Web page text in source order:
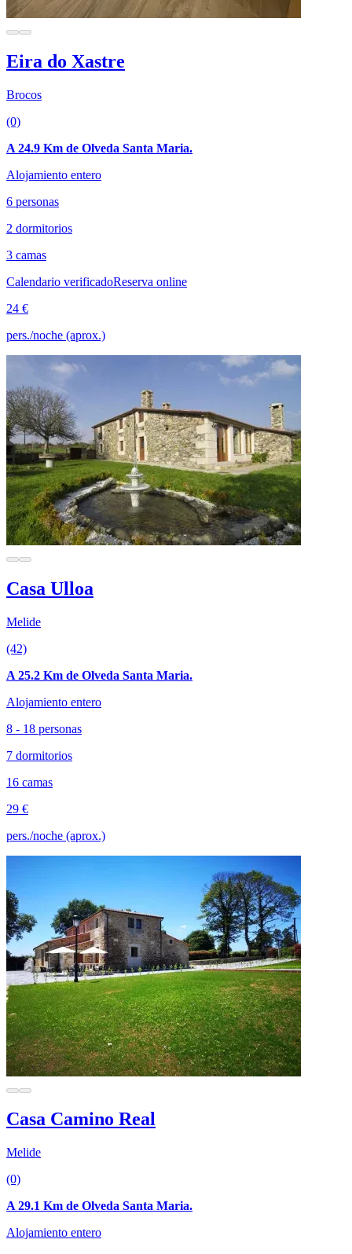
Eira do Xastre
Brocos
(0)
A 24.9 Km de Olveda Santa Maria.
Alojamiento entero
6 personas
2 dormitorios
3 camas
Calendario verificadoReserva online
24 €
pers./noche (aprox.)
Casa Ulloa
Melide
(42)
A 25.2 Km de Olveda Santa Maria.
Alojamiento entero
8 - 18 personas
7 dormitorios
16 camas
29 €
pers./noche (aprox.)
Casa Camino Real
Melide
(0)
A 29.1 Km de Olveda Santa Maria.
Alojamiento entero